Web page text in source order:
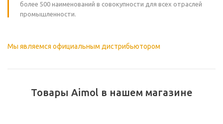
более 500 наименований в совокупности для всех отраслей
промышленности.
Мы являемся официальным дистрибьютором
Товары Aimol в нашем магазине